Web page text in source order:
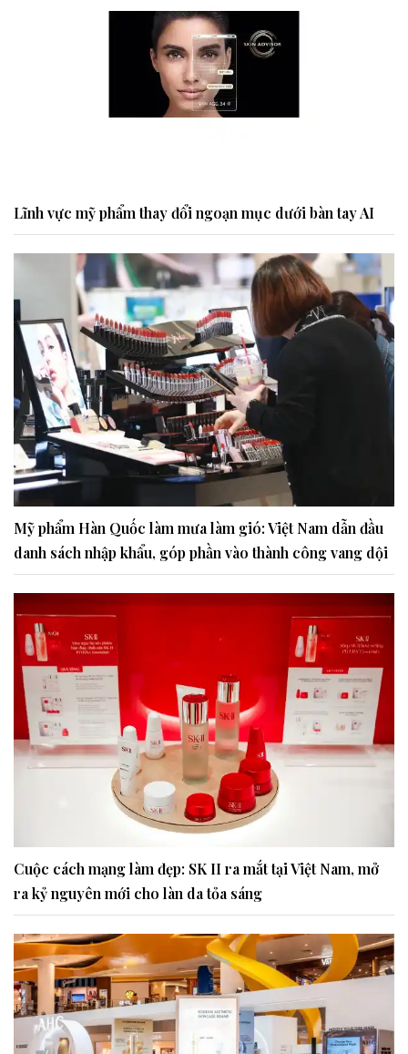
Lĩnh vực mỹ phẩm thay đổi ngoạn mục dưới bàn tay AI
Mỹ phẩm Hàn Quốc làm mưa làm gió: Việt Nam dẫn đầu
danh sách nhập khẩu, góp phần vào thành công vang dội
Cuộc cách mạng làm đẹp: SK II ra mắt tại Việt Nam, mở
ra kỷ nguyên mới cho làn da tỏa sáng